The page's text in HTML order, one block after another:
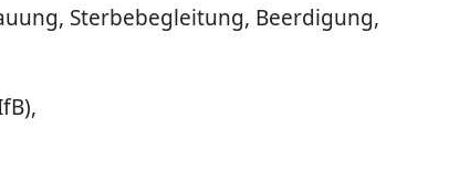
Sterbebegleitung, Beerdigung,